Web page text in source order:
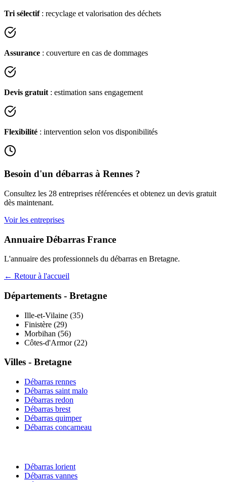
Tri sélectif: recyclage et valorisation des déchets
Assurance : couverture en cas de dommages
Devis gratuit : estimation sans engagement
Flexibilité : intervention selon vos disponibilités
Besoin d'un débarras à Rennes ?
Consultez les 28 entreprises référencées et obtenez un devis gratuit
dès maintenant.
Voir les entreprises
Annuaire Débarras France
L'annuaire des professionnels du débarras en Bretagne.
← Retour à l'accueil
Départements - Bretagne
Ille-et-Vilaine (35)
Finistère (29)
Morbihan (56)
Côtes-d'Armor(22)
Villes - Bretagne
Débarras rennes
Débarras saint malo
Débarras redon
Débarras brest
Débarras quimper
Débarras concarneau
Débarras lorient
Débarras vannes